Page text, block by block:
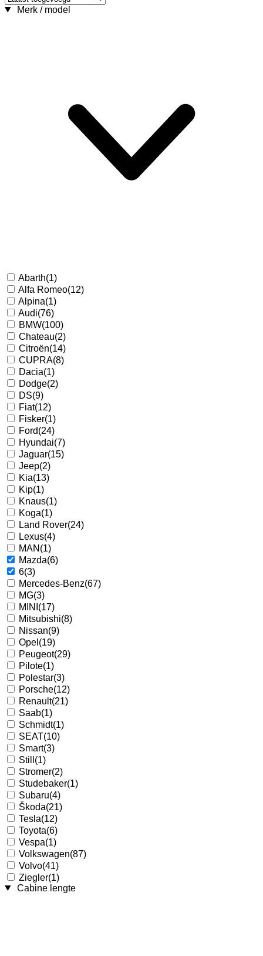
Merk / model
Abarth(1)
Alfa Romeo(12)
Alpina(1)
Audi(76)
BMW(100)
Chateau(2)
Citroën(14)
CUPRA(8)
Dacia(1)
Dodge(2)
DS(9)
Fiat(12)
Fisker(1)
Ford(24)
Hyundai(7)
Jaguar(15)
Jeep(2)
Kia(13)
Kip(1)
Knaus(1)
Koga(1)
Land Rover(24)
Lexus(4)
MAN (1)
Mazda(6)
6(3)
Mercedes-Benz(67)
MG(3)
MINI (17)
Mitsubishi(8)
Nissan(9)
Opel (19)
Peugeot(29)
Pilote(1)
Polestar(3)
Porsche(12)
Renault(21)
Saab(1)
Schmidt(1)
SEAT(10)
Smart(3)
Still (1)
Stromer(2)
Studebaker(1)
Subaru(4)
Škoda(21)
Tesla(12)
Toyota(6)
Vespa(1)
Volkswagen(87)
Volvo(41)
Ziegler(1)
Cabine lengte